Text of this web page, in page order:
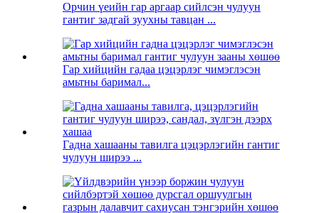
Орчин үеийн гар аргаар сийлсэн чулуун
гантиг задгай зуухны тавцан ...
Гар хийцийн гадаа цэцэрлэг чимэглэсэн
амьтны баримал...
Гадна хашааны тавилга цэцэрлэгийн гантиг
чулуун ширээ ...